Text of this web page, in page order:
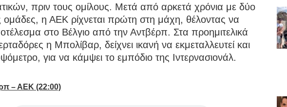
πριν τους ομίλους. Μετά από αρκετά χρόνια με δύο
ομάδες, η ΑΕΚ ρίχνεται πρώτη στη μάχη, θέλοντας να
στο Βέλγιο από την Αντβέρπ. Στα προημιτελικά
η Μπολίβαρ, δείχνει ικανή να εκμεταλλευτεί και
για να κάμψει το εμπόδιο της Ιντερνασιονάλ.
– ΑΕΚ (22:00)